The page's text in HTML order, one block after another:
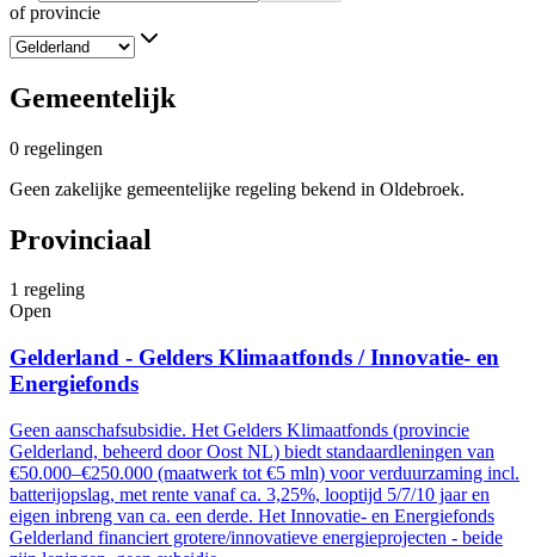
of provincie
Gemeentelijk
0 regelingen
Geen zakelijke gemeentelijke regeling bekend in Oldebroek.
Provinciaal
1 regeling
Open
Gelderland - Gelders Klimaatfonds / Innovatie- en
Energiefonds
Geen aanschafsubsidie. Het Gelders Klimaatfonds (provincie
Gelderland, beheerd door Oost NL) biedt standaardleningen van
€50.000–€250.000 (maatwerk tot €5 mln) voor verduurzaming incl.
batterijopslag, met rente vanaf ca. 3,25%, looptijd 5/7/10 jaar en
eigen inbreng van ca. een derde. Het Innovatie- en Energiefonds
Gelderland financiert grotere/innovatieve energieprojecten - beide